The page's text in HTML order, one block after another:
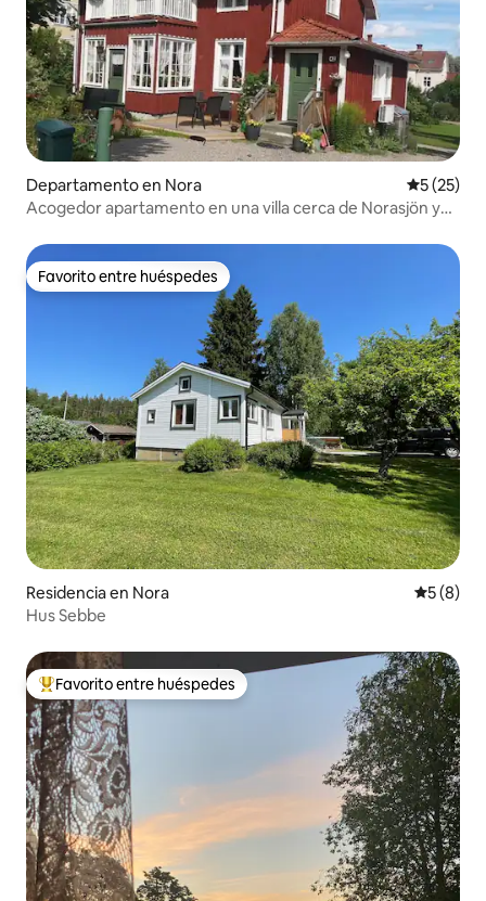
Departamento en Nora
5 (25)
Acogedor apartamento en una villa cerca de Norasjön y
Favorito entre huéspedes
Favorito entre huéspedes
Residencia en Nora
5 (8)
Hus Sebbe
De los mejores en Favorito entre huéspedes
Favorito entre huéspedes